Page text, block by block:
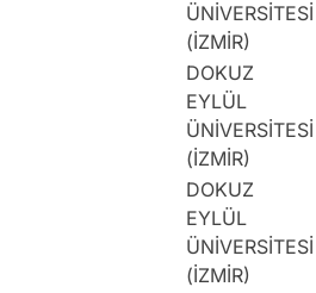
ÜNİVERSİTESİ
(İZMİR)
DOKUZ
EYLÜL
ÜNİVERSİTESİ
(İZMİR)
DOKUZ
EYLÜL
ÜNİVERSİTESİ
(İZMİR)